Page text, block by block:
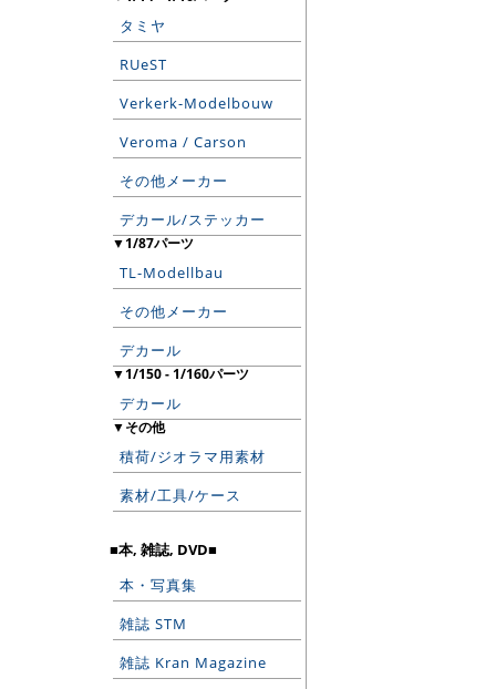
タミヤ
RUeST
Verkerk-Modelbouw
Veroma / Carson
その他メーカー
デカール/ステッカー
▼1/87パーツ
TL-Modellbau
その他メーカー
デカール
▼1/150 - 1/160パーツ
デカール
▼その他
積荷/ジオラマ用素材
素材/工具/ケース
■本, 雑誌, DVD■
本・写真集
雑誌 STM
雑誌 Kran Magazine